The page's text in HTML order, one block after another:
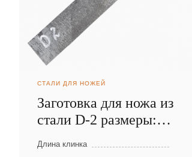
СТАЛИ ДЛЯ НОЖЕЙ
Заготовка для ножа из
стали D-2 размеры:
300х40х2,5 мм
Длина клинка